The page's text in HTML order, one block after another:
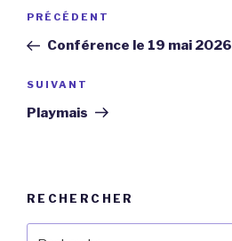
Navigation
l’article
Article
précédent
PRÉCÉDENT
Conférence le 19 mai 2026
Article
suivant
SUIVANT
Playmais
RECHERCHER